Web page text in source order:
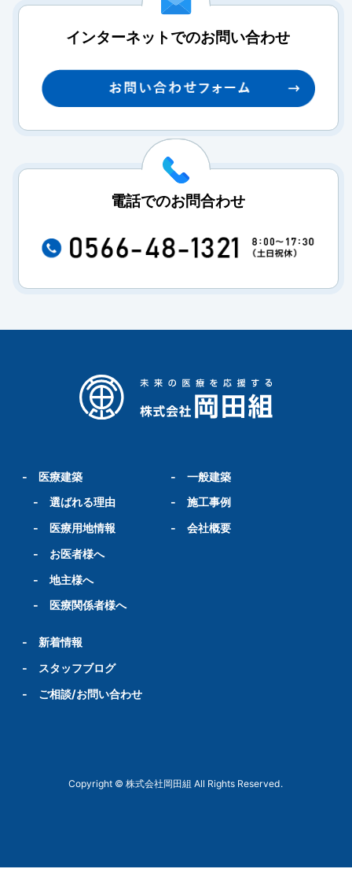
インターネットでのお問い合わせ
電話でのお問合わせ
- 医療建築
- 選ばれる理由
- 医療用地情報
- お医者様へ
- 地主様へ
- 医療関係者様へ
-一般建築
-施工事例
-会社概要
- 新着情報
-
スタッフブログ
- ご相談/お問い合わせ
Copyright © 株式会社岡田組 All Rights Reserved.